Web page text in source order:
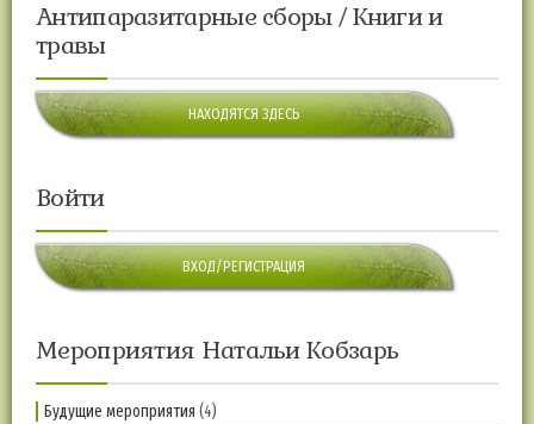
Антипаразитарные сборы / Книги и
травы
НАХОДЯТСЯ ЗДЕСЬ
Войти
ВХОД/РЕГИСТРАЦИЯ
Мероприятия Натальи Кобзарь
Будущие мероприятия (4)